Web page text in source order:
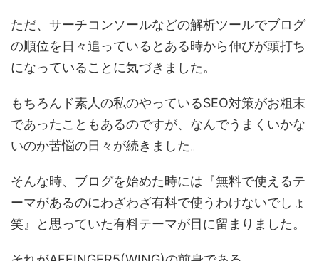
ただ、サーチコンソールなどの解析ツールでブログ
の順位を日々追っているとある時から伸びが頭打ち
になっていることに気づきました。
もちろんド素人の私のやっているSEO対策がお粗末
であったこともあるのですが、なんでうまくいかな
いのか苦悩の日々が続きました。
そんな時、ブログを始めた時には『無料で使えるテ
ーマがあるのにわざわざ有料で使うわけないでしょ
笑』と思っていた有料テーマが目に留まりました。